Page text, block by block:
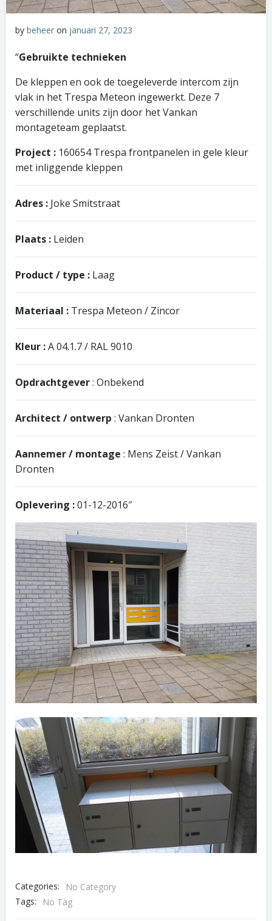
by beheer on januari 27, 2023
“Gebruikte technieken
De kleppen en ook de toegeleverde intercom zijn
vlak in het Trespa Meteon ingewerkt. Deze 7
verschillende units zijn door het Vankan
montageteam geplaatst.
Project : 160654 Trespa frontpanelen in gele kleur
met inliggende kleppen
Adres : Joke Smitstraat
Plaats : Leiden
Product / type : Laag
Materiaal : Trespa Meteon / Zincor
Kleur :A 04.1.7 / RAL 9010
Opdrachtgever: Onbekend
Architect / ontwerp : Vankan Dronten
Aannemer / montage : Mens Zeist / Vankan
Dronten
Oplevering :01-12-2016″
Categories:
No Category
Tags:
No Tag